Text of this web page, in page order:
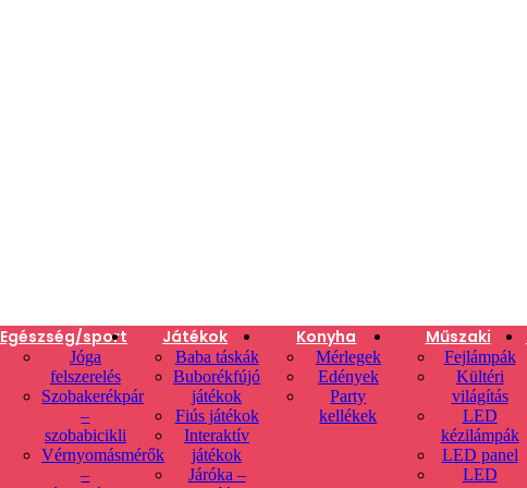
Egészség/sport
Jóga
felszerelés
Szobakerékpár
–
szobabicikli
Vérnyomásmérők
–
Játékok
Baba táskák
Buborékfújó
játékok
Fiús játékok
Interaktív
játékok
Járóka –
Konyha
Mérlegek
Edények
Party
kellékek
Műszaki
Fejlámpák
Kültéri
világítás
LED
kézilámpák
LED panel
LED